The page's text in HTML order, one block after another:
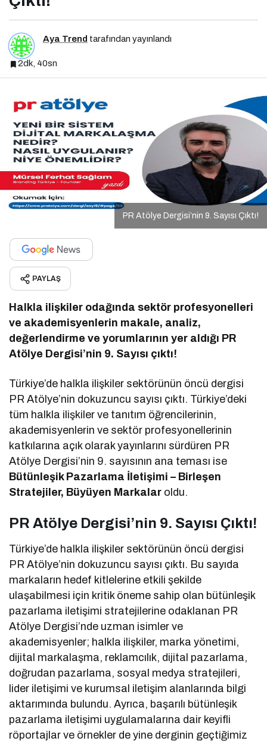
Aya Trend tarafından yayınlandı
2dk, 40sn
PR Atölye Dergisi’nin 9. Sayısı Çıktı!
PAYLAŞ
Halkla ilişkiler odağında sektör profesyonelleri
ve akademisyenlerin makale, analiz,
değerlendirme ve yorumlarının yer aldığı PR
Atölye Dergisi’nin 9. Sayısı çıktı!
Türkiye’de halkla ilişkiler sektörünün öncü dergisi
PR Atölye’nin dokuzuncu sayısı çıktı. Türkiye’deki
tüm halkla ilişkiler ve tanıtım öğrencilerinin,
akademisyenlerin ve sektör profesyonellerinin
katkılarına açık olarak yayınlarını sürdüren PR
Atölye Dergisi’nin 9. sayısının ana teması ise
Bütünleşik Pazarlama İletişimi – Birleşen
Stratejiler, Büyüyen Markalar oldu.
PR Atölye Dergisi’nin 9. Sayısı Çıktı!
Türkiye’de halkla ilişkiler sektörünün öncü dergisi
PR Atölye’nin dokuzuncu sayısı çıktı. Bu sayıda
markaların hedef kitlelerine etkili şekilde
ulaşabilmesi için kritik öneme sahip olan bütünleşik
pazarlama iletişimi stratejilerine odaklanan PR
Atölye Dergisi’nde uzman isimler ve
akademisyenler; halkla ilişkiler, marka yönetimi,
dijital markalaşma, reklamcılık, dijital pazarlama,
doğrudan pazarlama, sosyal medya stratejileri,
lider iletişimi ve kurumsal iletişim alanlarında bilgi
aktarımında bulundu. Ayrıca, başarılı bütünleşik
pazarlama iletişimi uygulamalarına dair keyifli
röportajlar ve örnekler de yine derginin geçtiğimiz